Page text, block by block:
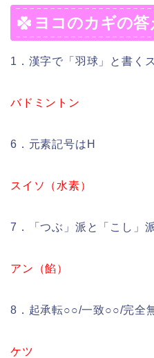
ヨコのカギの答
1．漢字で「羽球」と書く
バドミントン
6．元素記号はH
スイソ（水素）
7．「つぶ」派と「こし」
アン（餡）
8．起承転○○/一致○○/完全
ケツ